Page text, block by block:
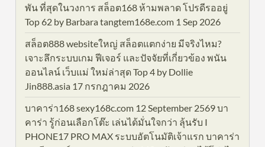
พัน ที่สุดในวงการ สล็อต168 ห้ามพลาด โปรดีรออยู่
Top 62 by Barbara tangtem168e.com 1 Sep 2026
สล็อต888 websiteใหญ่ สล็อตแตกง่าย มีจริงไหม?
เจาะลึกระบบเกม ฟีเจอร์ และปัจจัยที่เกี่ยวข้อง พนัน
ออนไลน์ เว็บแม่ ใหม่ล่าสุด Top 4 by Dollie
Jin888.asia 17 กรกฎาคม 2026
บาคาร่า168 sexy168c.com 12 September 2569 บา
คาร่า รู้ก่อนเลือกโต๊ะ เล่นได้มั่นใจกว่า ลุ้นรับ I
PHONE17 PRO MAX ระบบอัตโนมัติเจ้าแรก บาคาร่า